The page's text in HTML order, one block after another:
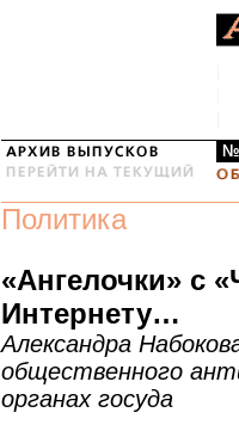
№
Политика
«Ангелочки» с
Интернету…
Александра
общественного
органах госуда